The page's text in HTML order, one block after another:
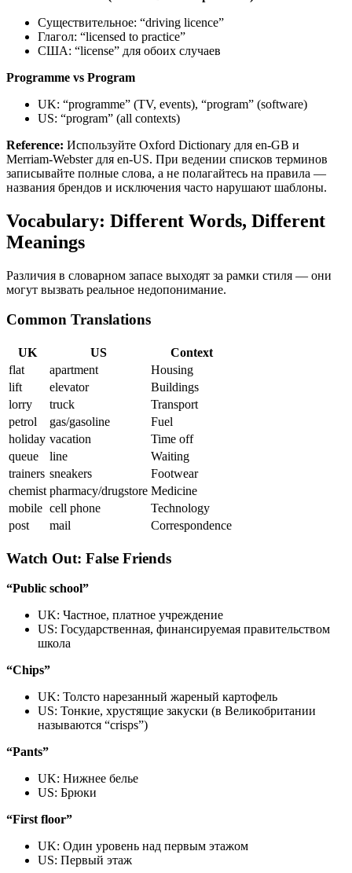
Существительное: “driving licence”
Глагол: “licensed to practice”
США: “license” для обоих случаев
Programme vs Program
UK: “programme” (TV, events), “program” (software)
US: “program” (all contexts)
Reference: Используйте Oxford Dictionary для en-GB и
Merriam-Webster для en-US. При ведении списков терминов
записывайте полные слова, а не полагайтесь на правила —
названия брендов и исключения часто нарушают шаблоны.
Vocabulary: Different Words, Different
Meanings
Различия в словарном запасе выходят за рамки стиля — они
могут вызвать реальное недопонимание.
Common Translations
UK US
Context
flat
apartment
Housing
lift
elevator
Buildings
lorry
truck
Transport
petrol
gas/gasoline
Fuel
holiday vacation
Time off
queue
line
Waiting
trainers sneakers
Footwear
chemist pharmacy/drugstore Medicine
mobile cell phone
Technology
post
mail Correspondence
Watch Out: False Friends
“Public school”
UK: Частное, платное учреждение
US: Государственная, финансируемая правительством
школа
“Chips”
UK: Толсто нарезанный жареный картофель
US: Тонкие, хрустящие закуски (в Великобритании
называются “crisps”)
“Pants”
UK: Нижнее белье
US: Брюки
“First floor”
UK: Один уровень над первым этажом
US: Первый этаж